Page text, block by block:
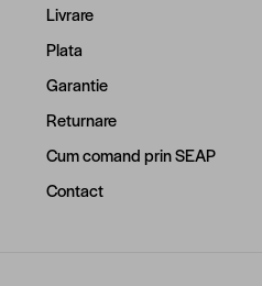
Livrare
Plata
Garantie
Returnare
Cum comand prin SEAP
Contact